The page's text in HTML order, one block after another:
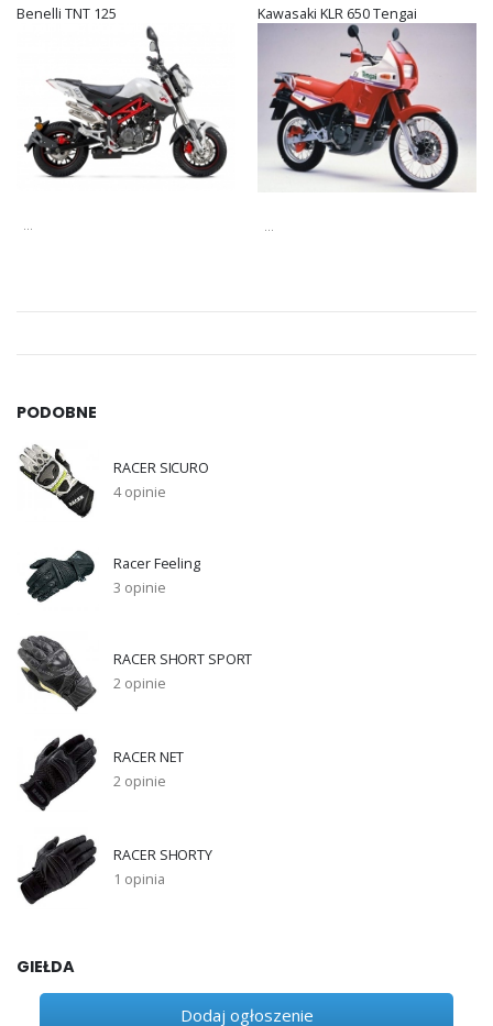
Benelli TNT 125 Kawasaki KLR 650 Tengai
PODOBNE
RACER SICURO
4 opinie
Racer Feeling
3 opinie
RACER SHORT SPORT
2 opinie
RACER NET
2 opinie
RACER SHORTY
1 opinia
GIEŁDA
Dodaj ogłoszenie